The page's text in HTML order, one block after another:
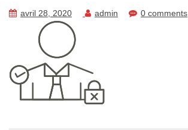
avril 28, 2020 admin 0 comments